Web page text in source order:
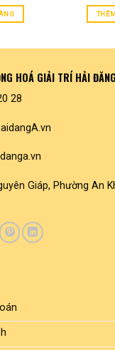
HOÁ GIẢI TRÍ HẢI ĐĂNG
28
Giáp, Phường An